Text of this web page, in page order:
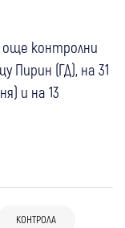
още контролни
Пирин (ГД), на 31
и на 13
КОНТРОЛА